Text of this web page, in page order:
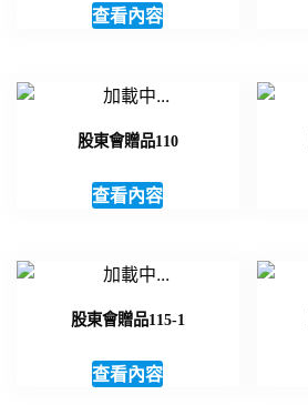
查看內容
股東會贈品110
查看內容
股東會贈品115-1
查看內容